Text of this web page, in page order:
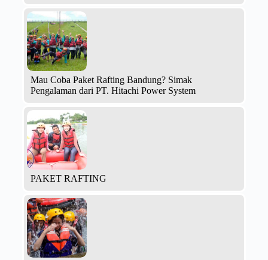
Mau Coba Paket Rafting Bandung? Simak
Pengalaman dari PT. Hitachi Power System
PAKET RAFTING